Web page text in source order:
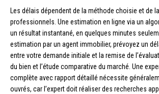
Les délais dépendent de la méthode choisie et de
professionnels. Une estimation en ligne via un
un résultat instantané, en quelques minutes
estimation par un agent immobilier, prévoyez un
entre votre demande initiale et la remise de
du bien et l’étude comparative du marché. Une
complète avec rapport détaillé nécessite
ouvrés, car l’expert doit réaliser des recherches